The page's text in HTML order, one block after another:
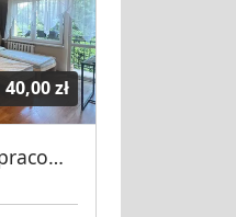
40,00 zł
Mieszkanie dla pracownikow Mysłowice